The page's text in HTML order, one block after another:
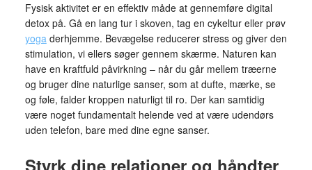
Fysisk aktivitet er en effektiv måde at gennemføre digital
detox på. Gå en lang tur i skoven, tag en cykeltur eller prøv
yogaderhjemme. Bevægelse reducerer stress og giver den
stimulation, vi ellers søger gennem skærme. Naturen kan
have en kraftfuld påvirkning – når du går mellem træerne
og bruger dine naturlige sanser, som at dufte, mærke, se
og føle, falder kroppen naturligt til ro. Der kan samtidig
være noget fundamentalt helende ved at være udendørs
uden telefon, bare med dine egne sanser.